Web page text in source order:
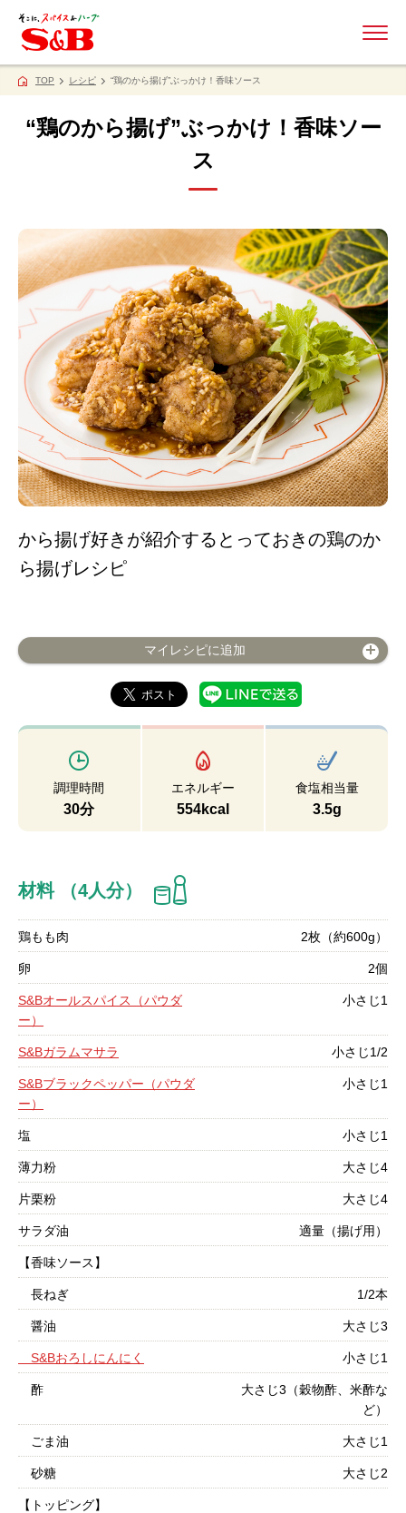
TOP レシピ “鶏のから揚げ”ぶっかけ！香味ソース
“鶏のから揚げ”ぶっかけ！香味ソー
ス
から揚げ好きが紹介するとっておきの鶏のか
ら揚げレシピ
マイレシピに追加
調理時間
30分
エネルギー
554kcal
食塩相当量
3.5g
材料 （4人分）
鶏もも肉 2枚（約600g）
卵 2個
S&Bオールスパイス（パウダ
ー）
小さじ1
S&Bガラムマサラ 小さじ1/2
S&Bブラックペッパー（パウダ
ー）
小さじ1
塩 小さじ1
薄力粉 大さじ4
片栗粉 大さじ4
サラダ油 適量（揚げ用）
【香味ソース】
長ねぎ 1/2本
醤油 大さじ3
S&Bおろしにんにく 小さじ1
酢
大さじ3（穀物酢、米酢な
ど）
ごま油 大さじ1
砂糖 大さじ2
【トッピング】